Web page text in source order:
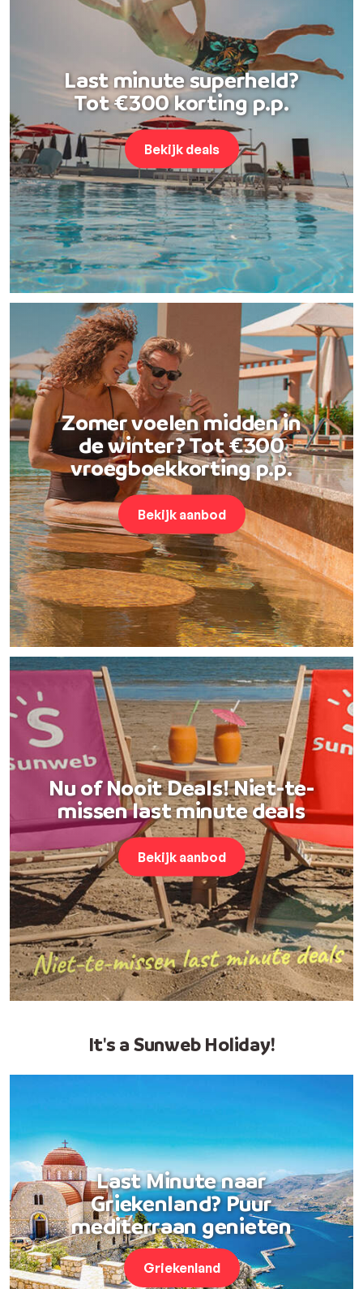
Last minute superheld?
Tot €300 korting p.p.
Bekijk deals
Zomer voelen midden in
de winter? Tot €300
vroegboekkorting p.p.
Bekijk aanbod
Nu of Nooit Deals! Niet-te-
missen last minute deals
Bekijk aanbod
It's a Sunweb Holiday!
Last Minute naar
Griekenland? Puur
mediterraan genieten
Griekenland